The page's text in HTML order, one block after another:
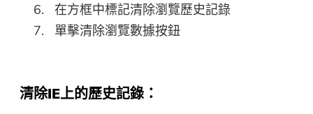
在方框中標記清除瀏覽歷史記錄
單擊清除瀏覽數據按鈕
清除IE上的歷史記錄：